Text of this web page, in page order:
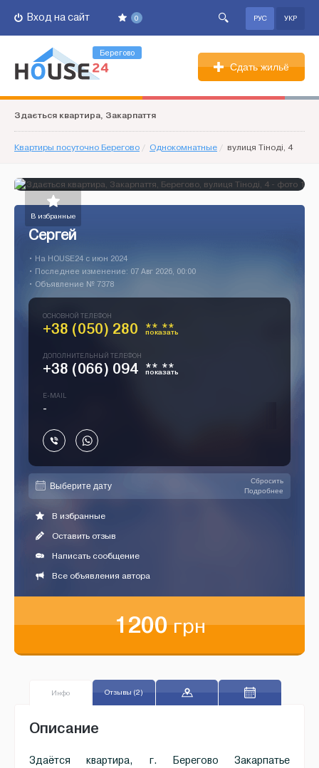
0
Вход на сайт РУС УКР
Берегово
Сдать жильё
Здається квартира, Закарпаття
Квартиры посуточно Берегово / Однокомнатные / вулиця Тіноді, 4
В избранные
Сергей
• На HOUSE24 c июн 2024
• Последнее изменение: 07 Авг 2026, 00:00
• Объявление № 7378
ОСНОВНОЙ ТЕЛЕФОН
+38 (050) 280 ** **
показать
ДОПОЛНИТЕЛЬНЫЙ ТЕЛЕФОН
+38 (066) 094 ** **
показать
E-MAIL
-
Сбросить
Подробнее
В избранные
Оставить отзыв
Написать сообщение
Все объявления автора
1200грн
Инфо Отзывы (2)
Описание
Здаётся квартира, г. Берегово Закарпатье